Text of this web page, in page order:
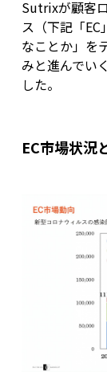
Sutrixが顧客
ス（下記「
なことか」を
みと進んでい
した。
EC市場状況